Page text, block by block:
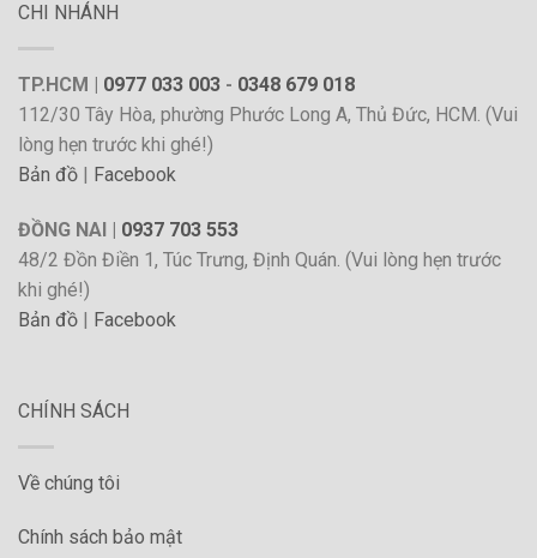
CHI NHÁNH
TP.HCM | 0977 033 003 - 0348 679 018
112/30 Tây Hòa, phường Phước Long A, Thủ Đức, HCM. (Vui
lòng hẹn trước khi ghé!)
Bản đồ | Facebook
ĐỒNG NAI | 0937 703 553
48/2 Đồn Điền 1, Túc Trưng, Định Quán. (Vui lòng hẹn trước
khi ghé!)
Bản đồ | Facebook
CHÍNH SÁCH
Về chúng tôi
Chính sách bảo mật